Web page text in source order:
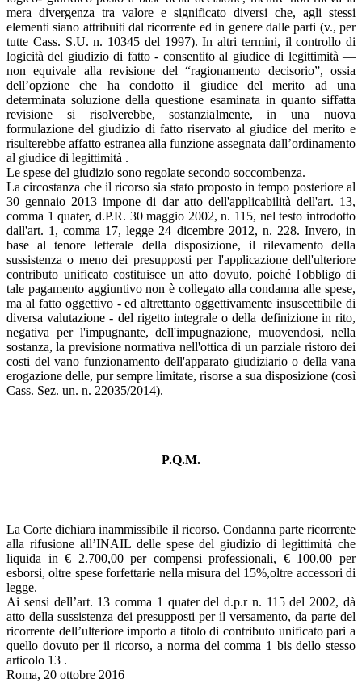
mera divergenza tra valore e significato diversi che, agli stessi
elementi siano attribuiti dal ricorrente ed in genere dalle parti (v., per
tutte Cass. S.U. n. 10345 del 1997). In altri termini, il controllo di
logicità del giudizio di fatto - consentito al giudice di legittimità —
non equivale alla revisione del “ragionamento decisorio”, ossia
dell’opzione che ha condotto il giudice del merito ad una
determinata soluzione della questione esaminata in quanto siffatta
revisione si risolverebbe, sostanzialmente, in una nuova
formulazione del giudizio di fatto riservato al giudice del merito e
risulterebbe affatto estranea alla funzione assegnata dall’ordinamento
al giudice di legittimità .
Le spese del giudizio sono regolate secondo soccombenza.
La circostanza che il ricorso sia stato proposto in tempo posteriore al
30 gennaio 2013 impone di dar atto dell'applicabilità dell'art. 13,
comma 1 quater, d.P.R. 30 maggio 2002, n. 115, nel testo introdotto
dall'art. 1, comma 17, legge 24 dicembre 2012, n. 228. Invero, in
base al tenore letterale della disposizione, il rilevamento della
sussistenza o meno dei presupposti per l'applicazione dell'ulteriore
contributo unificato costituisce un atto dovuto, poiché l'obbligo di
tale pagamento aggiuntivo non è collegato alla condanna alle spese,
ma al fatto oggettivo - ed altrettanto oggettivamente insuscettibile di
diversa valutazione - del rigetto integrale o della definizione in rito,
negativa per l'impugnante, dell'impugnazione, muovendosi, nella
sostanza, la previsione normativa nell'ottica di un parziale ristoro dei
costi del vano funzionamento dell'apparato giudiziario o della vana
erogazione delle, pur sempre limitate, risorse a sua disposizione (così
Cass. Sez. un. n. 22035/2014).
P.Q.M.
La Corte dichiara inammissibile il ricorso. Condanna parte ricorrente
alla rifusione all’INAIL delle spese del giudizio di legittimità che
liquida in € 2.700,00 per compensi professionali, € 100,00 per
esborsi, oltre spese forfettarie nella misura del 15%,oltre accessori di
legge.
Ai sensi dell’art. 13 comma 1 quater del d.p.r n. 115 del 2002, dà
atto della sussistenza dei presupposti per il versamento, da parte del
ricorrente dell’ulteriore importo a titolo di contributo unificato pari a
quello dovuto per il ricorso, a norma del comma 1 bis dello stesso
articolo 13 .
Roma, 20 ottobre 2016